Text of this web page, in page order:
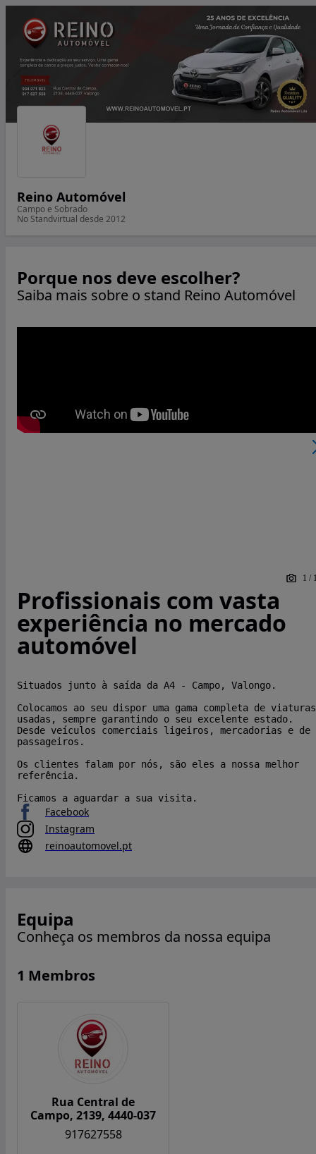
Reino Automóvel
Campo e Sobrado
No Standvirtual desde 2012
Porque nos deve escolher?
Saiba mais sobre o stand Reino Automóvel
1 /
Profissionais com vasta
experiência no mercado
automóvel
Situados junto à saída da A4 - Campo, Valongo.
Colocamos ao seu dispor uma gama completa de viaturas
usadas, sempre garantindo o seu excelente estado.
Desde veículos comerciais ligeiros, mercadorias e de
passageiros.
Os clientes falam por nós, são eles a nossa melhor
referência.
Ficamos a aguardar a sua visita.
Facebook
Instagram
reinoautomovel.pt
Equipa
Conheça os membros da nossa equipa
1 Membros
Rua Central de
Campo, 2139, 4440-037
917627558